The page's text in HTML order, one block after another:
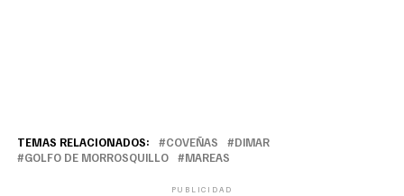
TEMAS RELACIONADOS: COVEÑAS
DIMAR
GOLFO DE MORROSQUILLO
MAREAS
PUBLICIDAD